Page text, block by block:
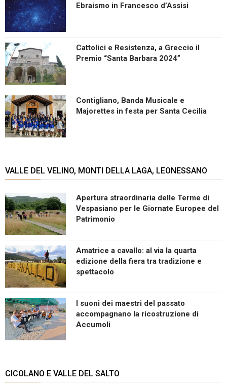
Ebraismo in Francesco d’Assisi
Cattolici e Resistenza, a Greccio il
Premio “Santa Barbara 2024”
Contigliano, Banda Musicale e
Majorettes in festa per Santa Cecilia
VALLE DEL VELINO, MONTI DELLA LAGA, LEONESSANO
Apertura straordinaria delle Terme di
Vespasiano per le Giornate Europee del
Patrimonio
Amatrice a cavallo: al via la quarta
edizione della fiera tra tradizione e
spettacolo
I suoni dei maestri del passato
accompagnano la ricostruzione di
Accumoli
CICOLANO E VALLE DEL SALTO